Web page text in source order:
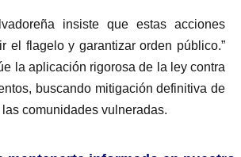
insiste que estas acciones
el flagelo y garantizar orden público.”
la aplicación rigorosa de la ley contra
buscando mitigación definitiva de
comunidades vulneradas.